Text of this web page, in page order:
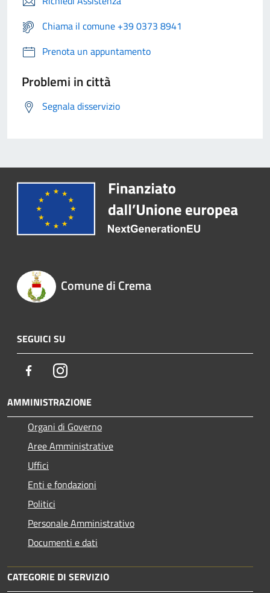
Chiama il comune +39 0373 8941
Prenota un appuntamento
Problemi in città
Segnala disservizio
Comune di Crema
SEGUICI SU
FacebookInstagram
AMMINISTRAZIONE
Organi di Governo
Aree Amministrative
Uffici
Enti e fondazioni
Politici
Personale Amministrativo
Documenti e dati
CATEGORIE DI SERVIZIO